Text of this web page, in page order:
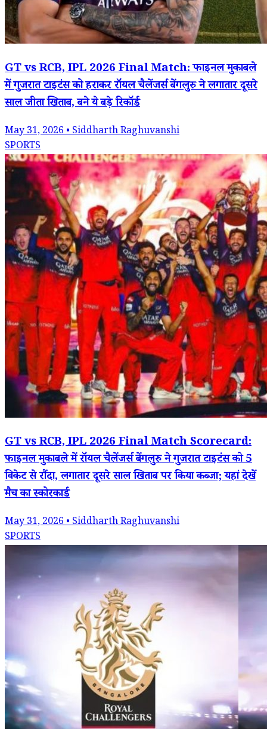
GT vs RCB, IPL 2026 Final Match: फाइनल मुकाबले
में गुजरात टाइटंस को हराकर रॉयल चैलेंजर्स बेंगलुरु ने लगातार दूसरे
साल जीता खिताब, बने ये बड़े रिकॉर्ड
May 31, 2026 • Siddharth Raghuvanshi
SPORTS
GT vs RCB, IPL 2026 Final Match Scorecard:
फाइनल मुकाबले में रॉयल चैलेंजर्स बेंगलुरु ने गुजरात टाइटंस को 5
विकेट से रौंदा, लगातार दूसरे साल खिताब पर किया कब्जा; यहां देखें
मैच का स्कोरकार्ड
May 31, 2026 • Siddharth Raghuvanshi
SPORTS